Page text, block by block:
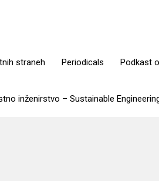
straneh Periodicals Podkast
inženirstvo – Sustainable